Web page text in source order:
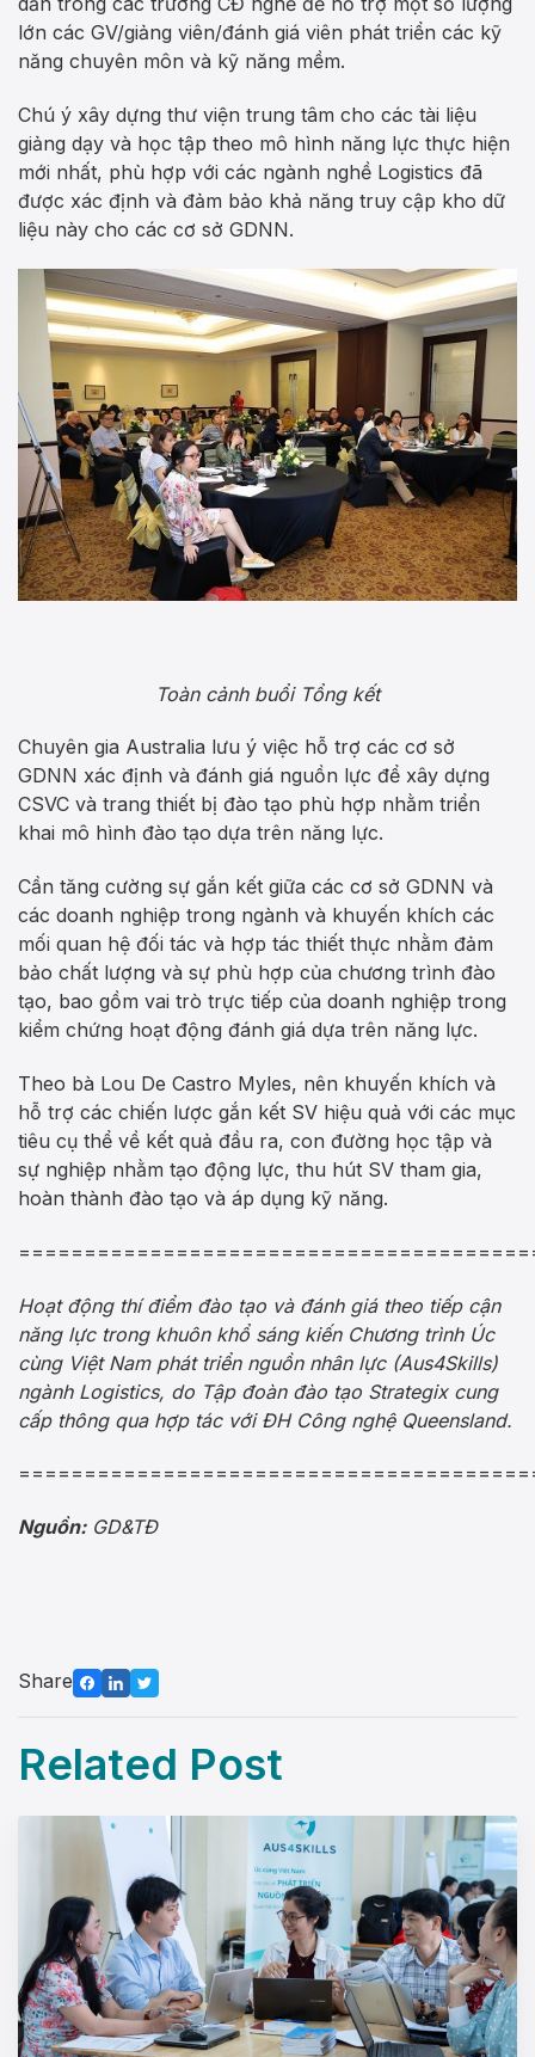
lớn các GV/giảng viên/đánh giá viên phát triển các kỹ
năng chuyên môn và kỹ năng mềm.
Chú ý xây dựng thư viện trung tâm cho các tài liệu
giảng dạy và học tập theo mô hình năng lực thực hiện
mới nhất, phù hợp với các ngành nghề Logistics đã
được xác định và đảm bảo khả năng truy cập kho dữ
liệu này cho các cơ sở GDNN.
Toàn cảnh buổi Tổng kết
Chuyên gia Australia lưu ý việc hỗ trợ các cơ sở
GDNN xác định và đánh giá nguồn lực để xây dựng
CSVC và trang thiết bị đào tạo phù hợp nhằm triển
khai mô hình đào tạo dựa trên năng lực.
Cần tăng cường sự gắn kết giữa các cơ sở GDNN và
các doanh nghiệp trong ngành và khuyến khích các
mối quan hệ đối tác và hợp tác thiết thực nhằm đảm
bảo chất lượng và sự phù hợp của chương trình đào
tạo, bao gồm vai trò trực tiếp của doanh nghiệp trong
kiểm chứng hoạt động đánh giá dựa trên năng lực.
Theo bà Lou De Castro Myles, nên khuyến khích và
hỗ trợ các chiến lược gắn kết SV hiệu quả với các mục
tiêu cụ thể về kết quả đầu ra, con đường học tập và
sự nghiệp nhằm tạo động lực, thu hút SV tham gia,
hoàn thành đào tạo và áp dụng kỹ năng.
Hoạt động thí điểm đào tạo và đánh giá theo tiếp cận
năng lực trong khuôn khổ sáng kiến Chương trình Úc
cùng Việt Nam phát triển nguồn nhân lực (Aus4Skills)
ngành Logistics, do Tập đoàn đào tạo Strategix cung
cấp thông qua hợp tác với ĐH Công nghệ Queensland.
Nguồn:GD&TĐ
Share
Related Post